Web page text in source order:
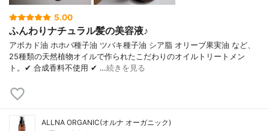
5.00
ふんわりナチュラル髪の美容液♪
アボカド油 ホホバ種子油 ツバキ種子油 シア脂 オリーブ果実油 など、
25種類の天然植物オイルで作られたこだわりのオイルトリートメン
ト。✔ 合成香料不使用 ✔ …続きを見る
ALLNA ORGANIC(オルナ オーガニック)